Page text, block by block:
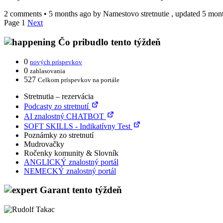
2 comments • 5 months ago by Namestovo stretnutie , updated 5
Page 1 Next
Čo pribudlo tento týždeň
0 nových príspevkov
0 zahlasovania
527 Celkom príspevkov na portále
Stretnutia – rezervácia
Podcasty zo stretnutí
AI znalostný CHATBOT
SOFT SKILLS - Indikatívny Test
Poznámky zo stretnutí
Mudrovačky
Ročenky komunity & Slovník
ANGLICKÝ znalostný portál
NEMECKÝ znalostný portál
Garant tento týždeň